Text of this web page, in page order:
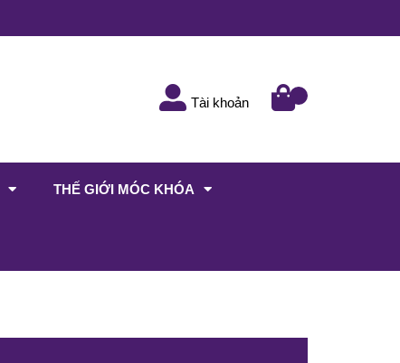
Tài khoản
THẾ GIỚI MÓC KHÓA